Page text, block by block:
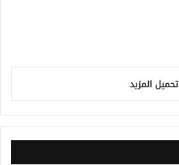
تحميل المزيد